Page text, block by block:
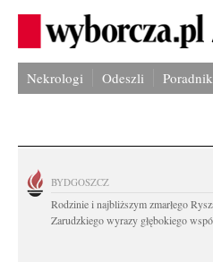
Nekrologi Odeszli
BYDGOSZCZ
Rodzinie i najbliższym zmarłego
Zarudzkiego wyrazy głębokiego